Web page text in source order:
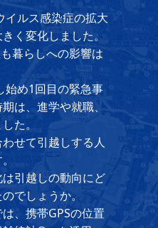
イルス感染症の拡大
く変化しました。
暮らしへの影響は
始め1回目の緊急事
は、進学や就職、
た。
せて引越しする人
引越しの動向にど
でしょうか。
、携帯GPSの位置